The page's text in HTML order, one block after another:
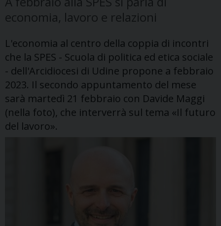
economia, lavoro e relazioni
L'economia al centro della coppia di incontri
che la SPES - Scuola di politica ed etica sociale
- dell'Arcidiocesi di Udine propone a febbraio
2023. Il secondo appuntamento del mese
sarà martedì 21 febbraio con Davide Maggi
(nella foto), che interverrà sul tema «Il futuro
del lavoro».